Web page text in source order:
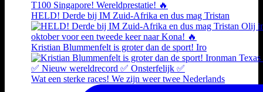
HELD! Derde bij IM Zuid-Afrika en dus mag Tristan
Kristian Blummenfelt is groter dan de sport! Iro
Wat een sterke races! We zijn weer twee Nederlands